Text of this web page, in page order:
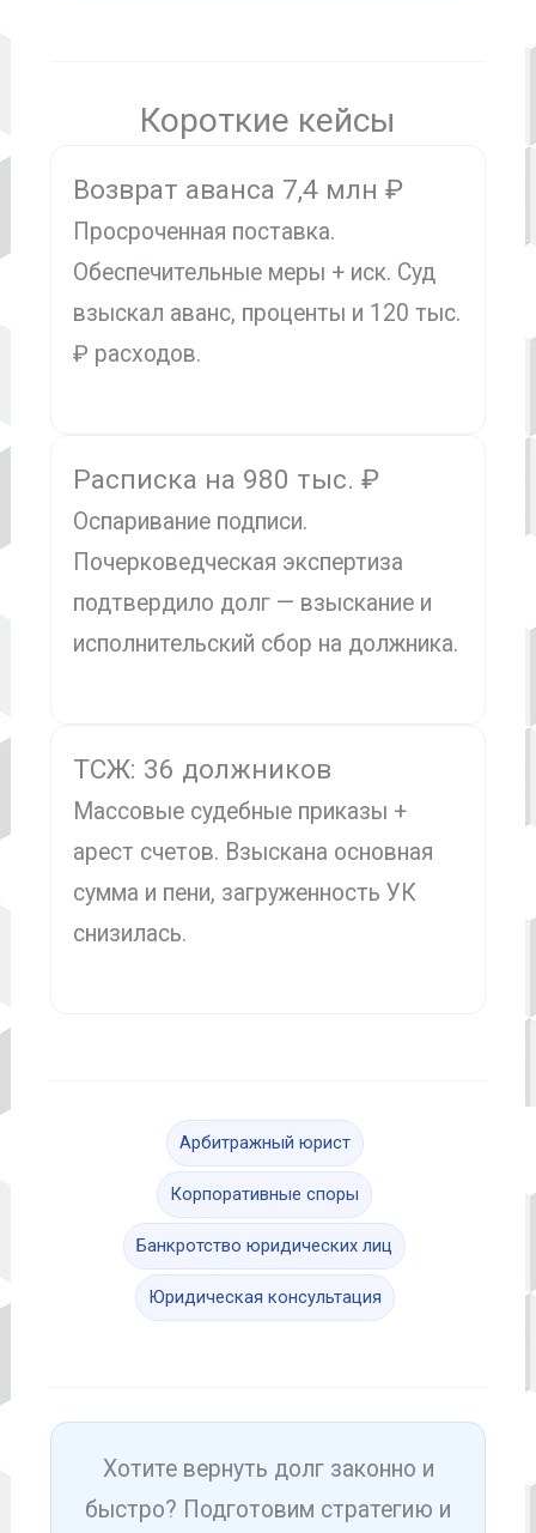
Короткие кейсы
Возврат аванса 7,4 млн ₽
Просроченная поставка.
Обеспечительные меры + иск. Суд
взыскал аванс, проценты и 120 тыс.
₽ расходов.
Расписка на 980 тыс. ₽
Оспаривание подписи.
Почерковедческая экспертиза
подтвердило долг — взыскание и
исполнительский сбор на должника.
ТСЖ: 36 должников
Массовые судебные приказы +
арест счетов. Взыскана основная
сумма и пени, загруженность УК
снизилась.
Арбитражный юрист
Корпоративные споры
Банкротство юридических лиц
Юридическая консультация
Хотите вернуть долг законно и
быстро? Подготовим стратегию и